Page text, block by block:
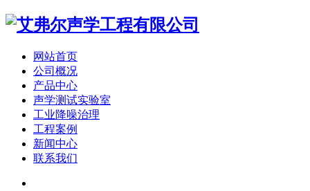
网站首页
公司概况
产品中心
声学测试实验室
工业降噪治理
工程案例
新闻中心
联系我们